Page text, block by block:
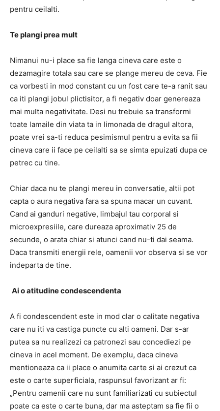
pentru ceilalti.
Te plangi prea mult
Nimanui nu-i place sa fie langa cineva care este o
dezamagire totala sau care se plange mereu de ceva. Fie
ca vorbesti in mod constant cu un fost care te-a ranit sau
ca iti plangi jobul plictisitor, a fi negativ doar genereaza
mai multa negativitate. Desi nu trebuie sa transformi
toate lamaile din viata ta in limonada de dragul altora,
poate vrei sa-ti reduca pesimismul pentru a evita sa fii
cineva care ii face pe ceilalti sa se simta epuizati dupa ce
petrec cu tine.
Chiar daca nu te plangi mereu in conversatie, altii pot
capta o aura negativa fara sa spuna macar un cuvant.
Cand ai ganduri negative, limbajul tau corporal si
microexpresiile, care dureaza aproximativ 25 de
secunde, o arata chiar si atunci cand nu-ti dai seama.
Daca transmiti energii rele, oamenii vor observa si se vor
indeparta de tine.
Ai o atitudine condescendenta
A fi condescendent este in mod clar o calitate negativa
care nu iti va castiga puncte cu alti oameni. Dar s-ar
putea sa nu realizezi ca patronezi sau concediezi pe
cineva in acel moment. De exemplu, daca cineva
mentioneaza ca ii place o anumita carte si ai crezut ca
este o carte superficiala, raspunsul favorizant ar fi:
„Pentru oamenii care nu sunt familiarizati cu subiectul
poate ca este o carte buna, dar ma asteptam sa fie fii o